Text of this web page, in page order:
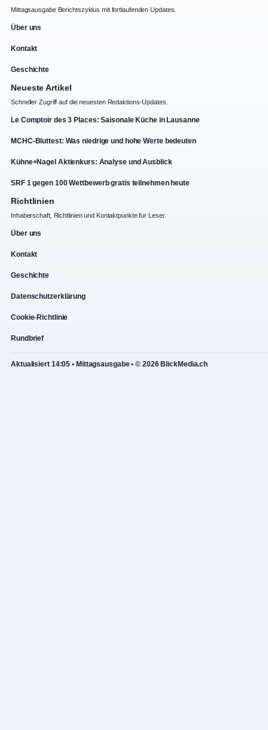
Mittagsausgabe Berichtszyklus mit fortlaufenden Updates.
Über uns
Kontakt
Geschichte
Neueste Artikel
Schneller Zugriff auf die neuesten Redaktions-Updates.
Le Comptoir des 3 Places: Saisonale Küche in Lausanne
MCHC-Bluttest: Was niedrige und hohe Werte bedeuten
Kühne+Nagel Aktienkurs: Analyse und Ausblick
SRF 1 gegen 100 Wettbewerb gratis teilnehmen heute
Richtlinien
Inhaberschaft, Richtlinien und Kontaktpunkte fur Leser.
Über uns
Kontakt
Geschichte
Datenschutzerklärung
Cookie-Richtlinie
Rundbrief
Aktualisiert 14:05 • Mittagsausgabe • © 2026 BlickMedia.ch